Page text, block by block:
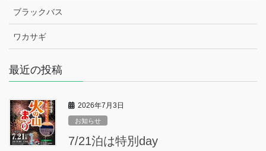
ブラックバス
ワカサギ
最近の投稿
2026年7月3日
お知らせ
7/21泊は特別day